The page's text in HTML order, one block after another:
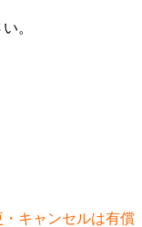
。
キャンセルは有償